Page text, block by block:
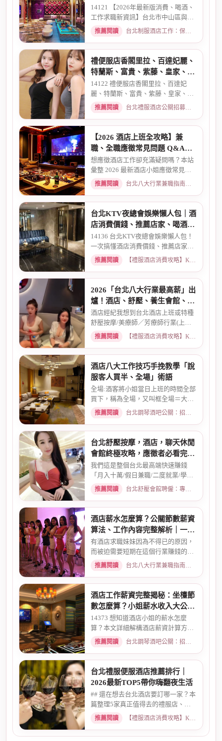
14121 【2026年最新版消費、喝酒、
工作求職新資訊】台北市中山區與東
區酒店老司機推薦舒壓會館、...
推薦閱讀 台北制服酒店工作：保障現領薪資與職缺總覽 · 2026-04-01
禮便服店香閣里拉、百達妃麗、
特蘭斯、富貴、紫藤、皇家、金
典酒店消費
14122 禮便服店香閣里拉、百達妃
麗、特蘭斯、富貴、紫藤、皇家、金
典、消費喝酒 、金拿督、101會...
推薦閱讀 台北禮服酒店公關招募：兼職工作內容與薪資規範 · 2026-06-04
【2026 酒店上班全攻略】兼
職、全職應徵常見問題 Q&A：
薪資、安全、環境全解析
想應徵酒店工作卻充滿疑問嗎？本站
彙整 2026 最新酒店小姐應徵常見問
題 Q&A。深入解析全職與兼職...
推薦閱讀 台北八大行業兼職指南：熱門職缺與求職須知 · 2026-03-09
台北KTV夜總會娛樂懶人包｜酒
店消費價錢、推薦店家、喝酒介
紹一次看懂
14136 台北KTV夜總會娛樂懶人包！
一次搞懂酒店消費價錢、推薦店家、
喝酒介紹。從基本消費、包廂...
推薦閱讀 【禮服酒店消費攻略】KTV喝酒娛樂、價格試算 · 2026-03-16
2026「台北八大行業最高薪」出
爐！酒店、舒壓、養生會館、經
紀人推薦
酒店經紀我想到台北酒店上班或特種
舒壓按摩/美療師／芳療師行業(上班
天數可自選) 特種行業工作也...
推薦閱讀 【禮服酒店消費攻略】KTV喝酒娛樂、價格試算 · 2026-01-15
酒店八大工作技巧手挽教學「說
服客人買半、全場」術語
全場:酒客將小姐當日上班的時間全部
買下，稱為全場，又叫框全場＝大框
＝外全酒店買框送s外全多少...
推薦閱讀 台北鋼琴酒吧公關：招募條件與工作環境介紹 · 2026-03-26
台北舒壓按摩，酒店，聊天休閒
會館終極攻略，應徵者必看完整
指南
我們這是整個台北最高端快速賺錢
「月入十萬/假日兼職/二度就業/學生
兼職/八大廣告/林森北路KTV酒...
推薦閱讀 台北舒壓會館聘僱：專業按摩師職缺與職涯規劃 · 2026-01-07
酒店薪水怎麼算？公關節數薪資
算法、工作內容完整解析｜一次
搞懂收入結構
有酒店求職妹妹因為不得已的原因，
而被迫需要短期在這個行業賺錢的時
候而環境又你文章提到的那麼...
推薦閱讀 台北八大行業兼職指南：熱門職缺與求職須知 · 2026-02-13
酒店工作薪資完整揭秘：坐檯節
數怎麼算？小姐薪水收入大公開
｜2026最新
14373 想知道酒店小姐的薪水怎麼
算？本文詳細解構酒店薪資計算方
式，從「坐檯節數」的基本概念、...
推薦閱讀 台北鋼琴酒吧公關：招募條件與工作環境介紹 · 2026-03-09
台北禮服便服酒店推薦排行｜
2026最新TOP5帶你嗨翻夜生活
## 還在想去台北酒店要訂哪一家？本
篇整理5家真正值得去的禮服店、便
服店，從氣氛、小姐素質、消...
推薦閱讀 【禮服酒店消費攻略】KTV喝酒娛樂、價格試算 · 2026-05-08